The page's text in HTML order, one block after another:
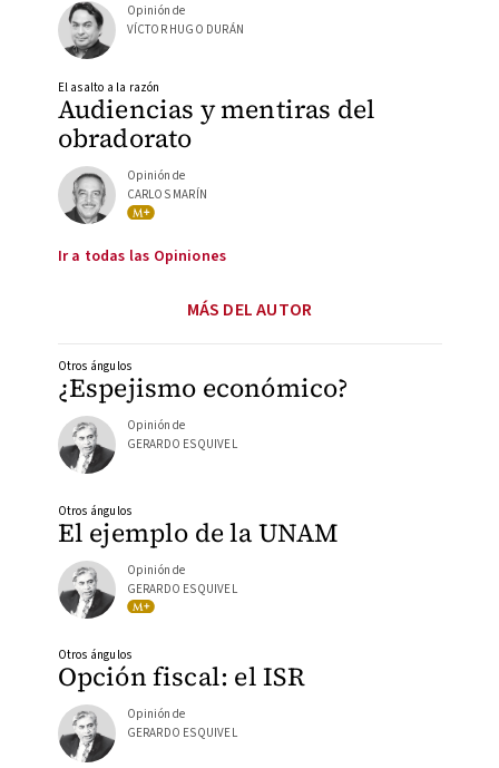
Opinión de
VÍCTOR HUGO DURÁN
Audiencias y mentiras del
obradorato
El asalto a la razón
Opinión de
CARLOS MARÍN
Ir a todas las Opiniones
MÁS DEL AUTOR
¿Espejismo económico?
Otros ángulos
Opinión de
GERARDO ESQUIVEL
El ejemplo de la UNAM
Otros ángulos
Opinión de
GERARDO ESQUIVEL
Opción fiscal: el ISR
Otros ángulos
Opinión de
GERARDO ESQUIVEL